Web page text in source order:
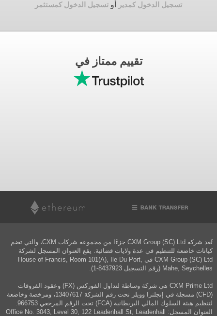
تسجيل الدخول كمدير
أو تسجيل الدخول كمستثمر
تقييم ممتاز في
تُعد شركة CXM Group (SC) Ltd جزءًا من مجموعة شركات CXM، والتي تضم
كيانات خاضعة للتنظيم في عدة ولايات قضائية. يقع العنوان المسجل لشركة
CXM Group (SC) Ltd في House of Francis, Room 101(A), Ile Du Port,
Mahe, Seychelles (رقم التسجيل 8437923-1).
CXM Prime Ltd هي شركة وساطة لتداول الفوركس (FX) وعقود الفروقات
(CFD) مسجلة في إنجلترا وويلز تحت رقم الشركة 13407617، ومرخصة وخاضعة
لتنظيم هيئة السلوك المالي البريطانية (FCA) تحت الرقم المرجعي 966753.
العنوان المسجل: Office No. 3043, Level 30, 122 Leadenhall St, Leadenhall